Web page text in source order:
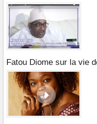
Fatou Diome sur la vie